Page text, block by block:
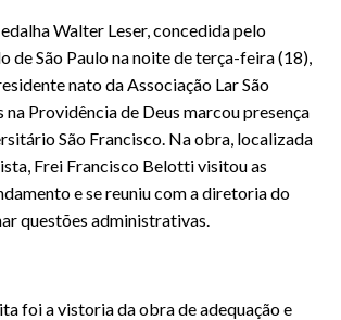
Walter Leser, concedida pelo
de São Paulo na noite de terça-feira (18),
nato da Associação Lar São
na Providência de Deus marcou presença
São Francisco. Na obra, localizada
Frei Francisco Belotti visitou as
e se reuniu com a diretoria do
questões administrativas.
foi a vistoria da obra de adequação e